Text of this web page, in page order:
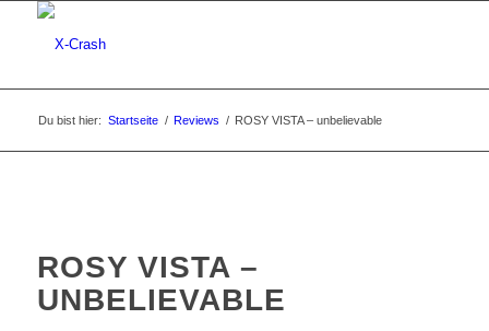
Du bist hier: Startseite / Reviews / ROSY VISTA – unbelievable
ROSY VISTA –
UNBELIEVABLE